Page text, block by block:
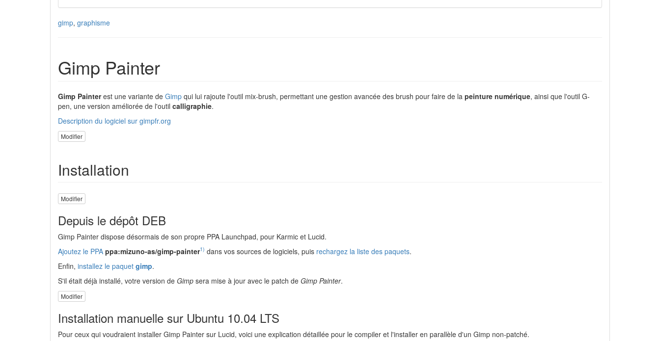
gimp, graphisme
Gimp Painter
Gimp Painterest une variante de Gimp qui lui rajoute l'outil mix-brush, permettant une gestion avancée des brush pour faire de la peinture numérique, ainsi que l'outil G-
pen, une version améliorée de l'outil calligraphie.
Description du logiciel sur gimpfr.org
Modifier
Installation
Modifier
Depuis le dépôt DEB
Gimp Painter dispose désormais de son propre PPA Launchpad, pour Karmic et Lucid.
Ajoutez le PPA ppa:mizuno-as/gimp-painter1) dans vos sources de logiciels, puis rechargez la liste des paquets.
Enfin, installez le paquet gimp.
S'il était déjà installé, votre version de Gimp sera mise à jour avec le patch de Gimp Painter.
Modifier
Installation manuelle sur Ubuntu 10.04 LTS
Pour ceux qui voudraient installer Gimp Painter sur Lucid, voici une explication détaillée pour le compiler et l'installer en parallèle d'un Gimp non-patché.